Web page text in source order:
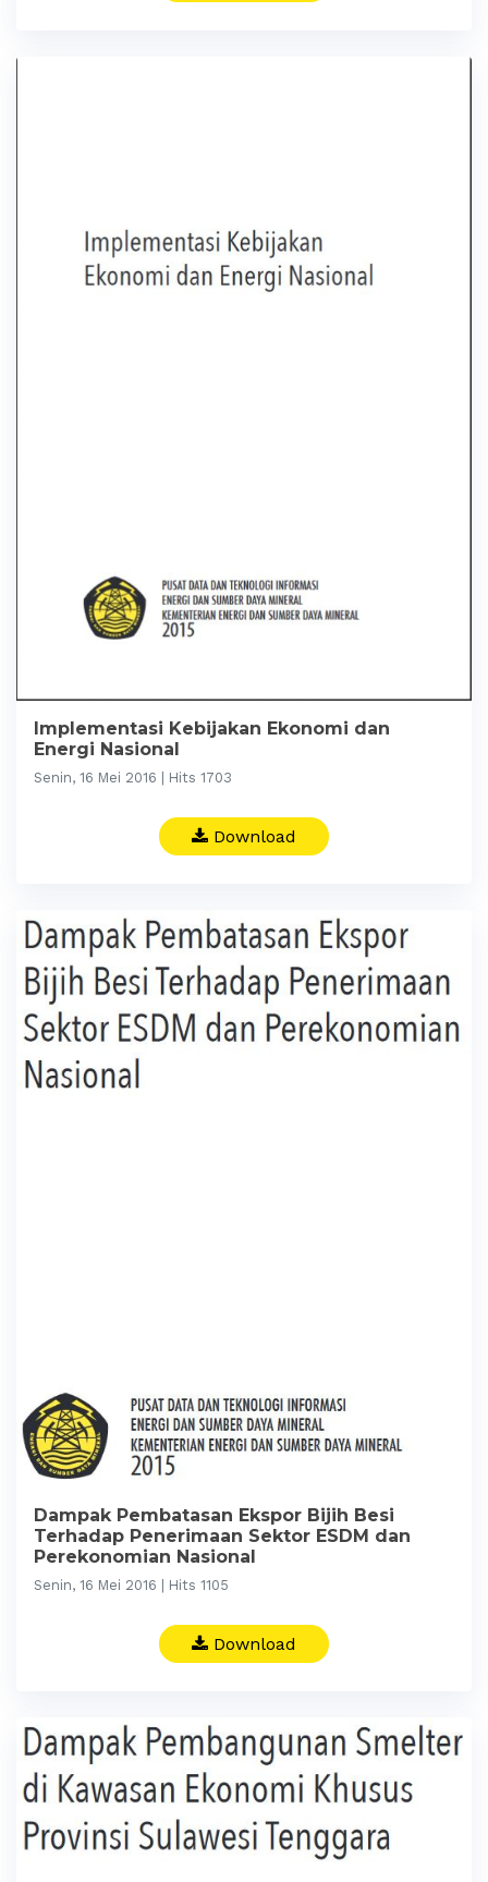
Implementasi Kebijakan Ekonomi dan
Energi Nasional
Senin, 16 Mei 2016 | Hits 1703
Download
Dampak Pembatasan Ekspor Bijih Besi
Terhadap Penerimaan Sektor ESDM dan
Perekonomian Nasional
Senin, 16 Mei 2016 | Hits 1105
Download